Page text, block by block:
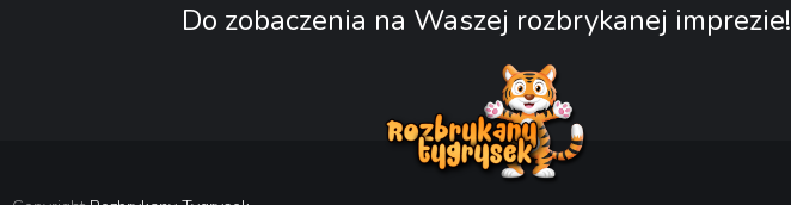
Do zobaczenia na Waszej rozbrykanej imprezie!